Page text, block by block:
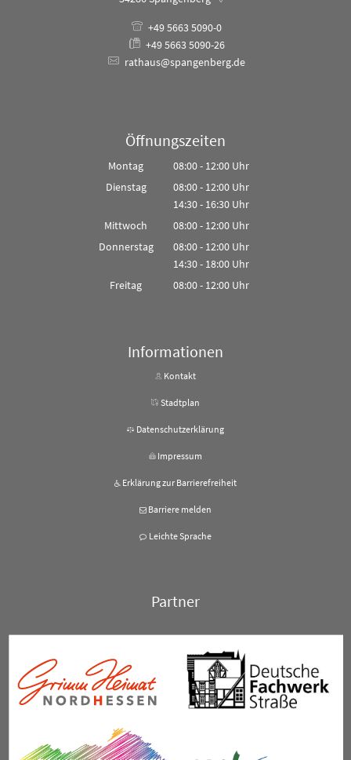
+49 5663 5090-0
+49 5663 5090-26
rathaus@spangenberg.de
Öffnungszeiten
Montag 08:00- 12:00Uhr
Von 08:00 bis 12:00 Uhr
Dienstag 08:00- 12:00Uhr
Von 08:00 bis 12:00 Uhr
14:30- 16:30Uhr
Von 14:30 bis 16:30 Uhr
Mittwoch 08:00- 12:00Uhr
Von 08:00 bis 12:00 Uhr
Donnerstag 08:00- 12:00Uhr
Von 08:00 bis 12:00 Uhr
14:30- 18:00Uhr
Von 14:30 bis 18:00 Uhr
Freitag 08:00- 12:00Uhr
Informationen
Kontakt
Stadtplan
Datenschutzerklärung
Impressum
Erklärung zur Barrierefreiheit
Barriere melden
Leichte Sprache
Partner